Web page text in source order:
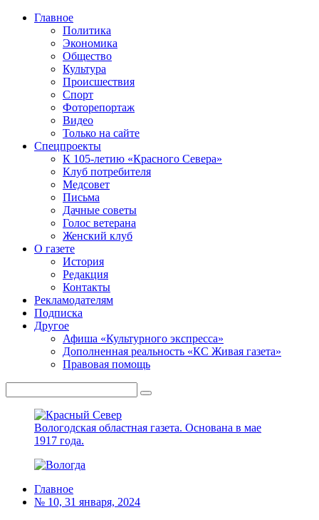
Главное
Политика
Экономика
Общество
Культура
Происшествия
Спорт
Фоторепортаж
Видео
Только на сайте
Спецпроекты
К 105-летию «Красного Севера»
Клуб потребителя
Медсовет
Письма
Дачные советы
Голос ветерана
Женский клуб
О газете
История
Редакция
Контакты
Рекламодателям
Подписка
Другое
Афиша «Культурного экспресса»
Дополненная реальность «КС Живая газета»
Правовая помощь
Вологодская областная газета. Основана в мае
1917 года.
Главное
№ 10, 31 января, 2024